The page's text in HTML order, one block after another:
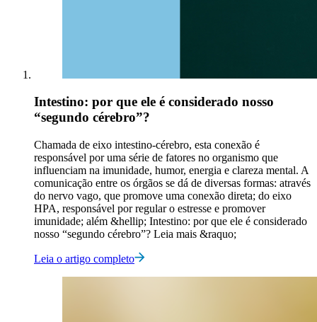
Intestino: por que ele é considerado nosso
“segundo cérebro”?
Chamada de eixo intestino-cérebro, esta conexão é
responsável por uma série de fatores no organismo que
influenciam na imunidade, humor, energia e clareza mental. A
comunicação entre os órgãos se dá de diversas formas: através
do nervo vago, que promove uma conexão direta; do eixo
HPA, responsável por regular o estresse e promover
imunidade; além &hellip; Intestino: por que ele é considerado
nosso “segundo cérebro”? Leia mais &raquo;
Leia o artigo completo